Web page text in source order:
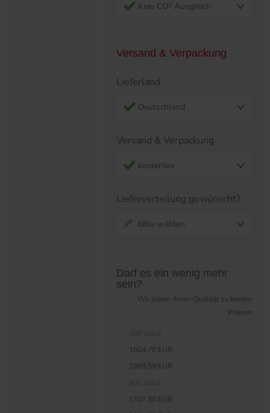
Kein CO² Ausgleich
Versand & Verpackung
Lieferland
Deutschland
Versand & Verpackung
kostenlos
Lieferverteilung gewünscht?
bitte wählen
Darf es ein wenig mehr
sein?
Wir bieten Ihnen Qualität zu besten
Preisen
1604,70 EUR
1909,59 EUR
1707,30 EUR